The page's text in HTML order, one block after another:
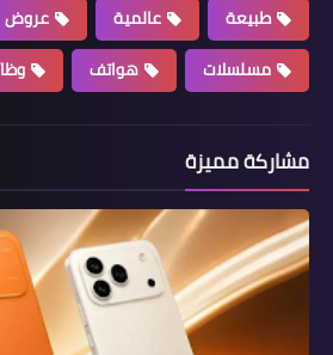
طبيعة
عالمية عروض
مسلسلات
هواتف
مشاركة مميزة